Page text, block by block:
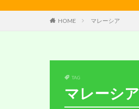
HOME マレーシア
TAG
マレーシア